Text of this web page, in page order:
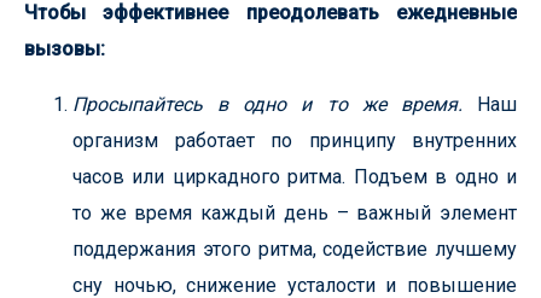
Чтобы эффективнее преодолевать ежедневные
вызовы:
Просыпайтесь в одно и то же время. Наш
организм работает по принципу внутренних
часов или циркадного ритма. Подъем в одно и
то же время каждый день – важный элемент
поддержания этого ритма, содействие лучшему
сну ночью, снижение усталости и повышение